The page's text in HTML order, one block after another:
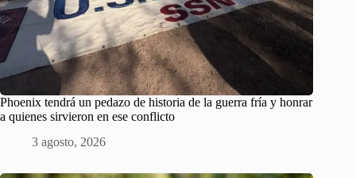
Phoenix tendrá un pedazo de historia de la guerra fría y honrar
a quienes sirvieron en ese conflicto
3 agosto, 2026